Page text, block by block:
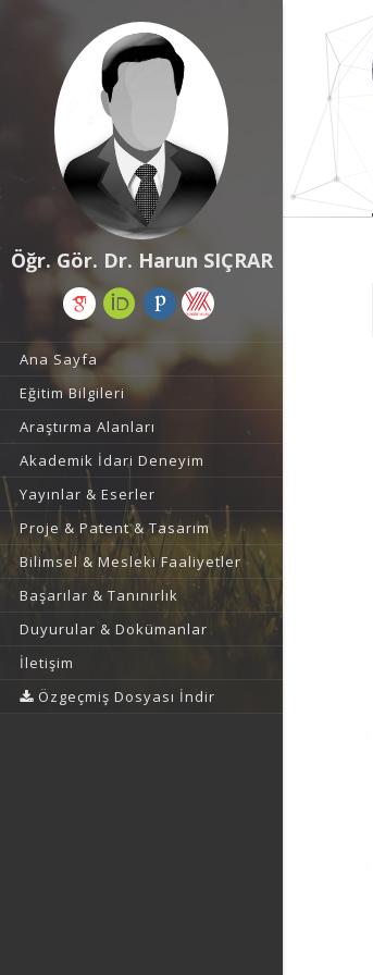
Öğr. Gör. Dr. Harun SIÇRAR
Ana Sayfa
Eğitim Bilgileri
Araştırma Alanları
Akademik İdari Deneyim
Yayınlar & Eserler
Proje & Patent & Tasarım
Bilimsel & Mesleki Faaliyetler
Başarılar & Tanınırlık
Duyurular & Dokümanlar
İletişim
Özgeçmiş Dosyası İndir